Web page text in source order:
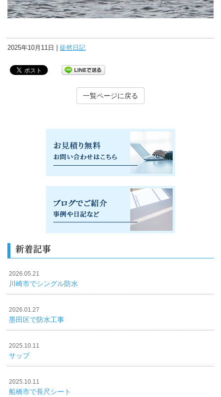
2025年10月11日 | 徒然日記
一覧ページに戻る
新着記事
2026.05.21
川崎市でシングル防水
2026.01.27
墨田区で防水工事
2025.10.11
サップ
2025.10.11
船橋市で長尺シート